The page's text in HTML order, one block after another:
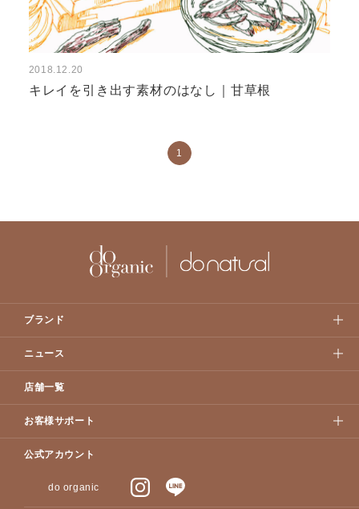
2018.12.20
キレイを引き出す素材のはなし｜甘草根
1
ブランド
ニュース
店舗一覧
お客様サポート
公式アカウント
do organic